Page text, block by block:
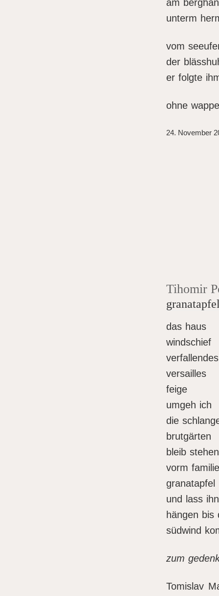
am
unterm
vom
der
er folgte
ohne
24. November
Tihomir
das haus
windschief
verfallendes
versailles
feige
umgeh ich
die
brutgärten
bleib stehen
vorm
granatapfel
und lass ihn
hängen bis
südwind
zum
Tomislav